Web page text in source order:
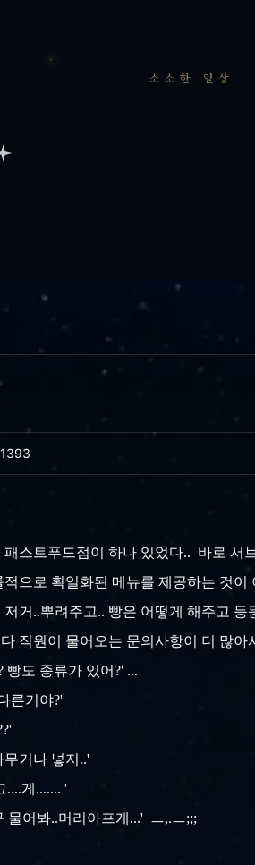
소소한 일상
1393
스트푸드점이 하나 있었다.. 바로 서
으로 획일화된 메뉴를 제공하는 것이
거..뿌려주고.. 빵은 어떻게 해주고
직원이 물어오는 문의사항이 더 많아
도 종류가 있어?' ...
른거야?'
거나 넣지..'
게....... '
어봐..머리아프게...' ㅡ,.ㅡ;;;